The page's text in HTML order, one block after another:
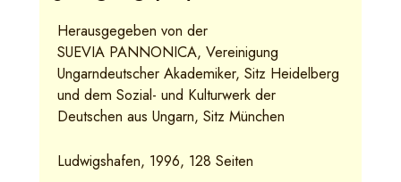
Herausgegeben von der
SUEVIA PANNONICA, Vereinigung
Ungarndeutscher Akademiker, Sitz Heidelberg
und dem Sozial- und Kulturwerk der
Deutschen aus Ungarn, Sitz München
Ludwigshafen, 1996, 128 Seiten